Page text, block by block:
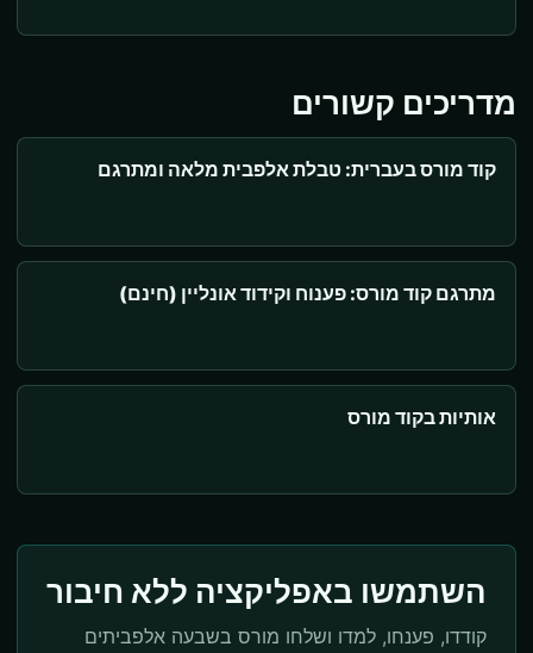
מדריכים קשורים
קוד מורס בעברית: טבלת אלפבית מלאה ומתרגם
מתרגם קוד מורס: פענוח וקידוד אונליין (חינם)
אותיות בקוד מורס
השתמשו באפליקציה ללא חיבור
קודדו, פענחו, למדו ושלחו מורס בשבעה אלפביתים